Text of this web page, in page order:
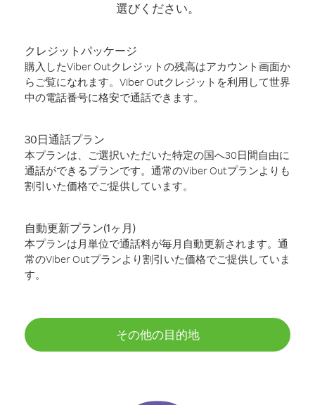
選びください。
クレジットパッケージ
購入したViber Outクレジットの残高はアカウント画面か
らご覧になれます。Viber Outクレジットを利用して世界
中の電話番号に格安で通話できます。
30日通話プラン
本プランは、ご選択いただいた特定の国へ30日間自由に
通話ができるプランです。通常のViber Outプランよりも
割引いた価格でご提供しています。
自動更新プラン(1ヶ月)
本プランは月単位で通話料が毎月自動更新されます。通
常のViber Outプランより割引いた価格でご提供していま
す。
その他の目的地